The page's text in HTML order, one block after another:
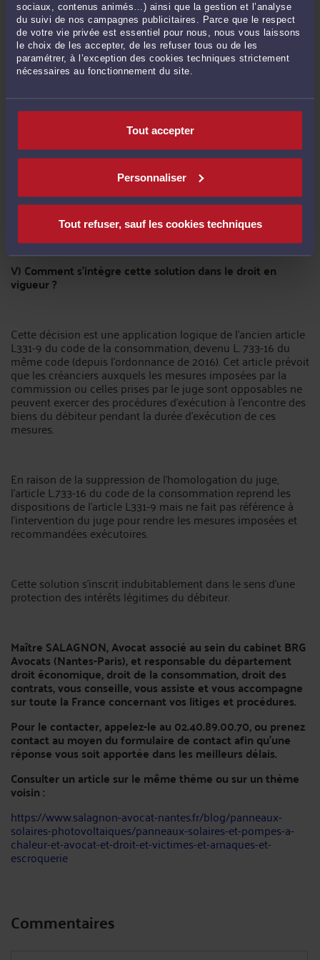
sociaux, contenus animés…) ainsi que la gestion et l’analyse
du suivi de nos campagnes publicitaires. Parce que le respect
de votre vie privée est essentiel pour nous, nous vous laissons
le choix de les accepter, de les refuser tous ou de les
paramétrer, à l’exception des cookies techniques strictement
nécessaires au fonctionnement du site.
Tout accepter
Personnaliser
Tout refuser, sauf les cookies techniques
n’interdisait pas au créancier de se prévaloir de la déchéance
du terme pendant la validité du plan.
Les juges de droit ont donné tort à la banque en énonçant
pas son annulation et ne lui permettait pas d’engager des
poursuites contre le débiteur.
La banque ne pouvait pas se prévaloir de la mise en
demeure et de la dénonciation du plan. A défaut d’une
clause résolutoire insérée dans les mesures
recommandées de la commission, elle devra obtenir une
décision du juge.
V) Comment s’intègre cette solution dans le droit en
vigueur ?
Cette décision est une application logique de l’ancien article
L331-9 du code de la consommation, devenu L. 733-16 du
même code (depuis l’ordonnance de 2016). Cet article prévoit
que les créanciers auxquels les mesures imposées par la
commission ou celles prises par le juge sont opposables ne
peuvent exercer des procédures d'exécution à l'encontre des
biens du débiteur pendant la durée d'exécution de ces
mesures.
En raison de la suppression de l’homologation du juge,
l’article L.733-16 du code de la consommation reprend les
dispositions de l’article L331-9 mais ne fait pas référence à
l’intervention du juge pour rendre les mesures imposées et
recommandées exécutoires.
Cette solution s’inscrit indubitablement dans le sens d’une
protection des intérêts légitimes du débiteur.
Maître SALAGNON, Avocat associé au sein du cabinet BRG
Avocats (Nantes-Paris), et responsable du département
droit économique, droit de la consommation, droit des
contrats, vous conseille, vous assiste et vous accompagne
sur toute la France concernant vos litiges et procédures.
Pour le contacter, appelez-le au 02.40.89.00.70, ou prenez
contact au moyen du formulaire de contact afin qu’une
réponse vous soit apportée dans les meilleurs délais.
Consulter un article sur le même thème ou sur un thème
voisin :
https://www.salagnon-avocat-nantes.fr/blog/panneaux-
solaires-photovoltaiques/panneaux-solaires-et-pompes-a-
chaleur-et-avocat-et-droit-et-victimes-et-arnaques-et-
escroquerie
Commentaires